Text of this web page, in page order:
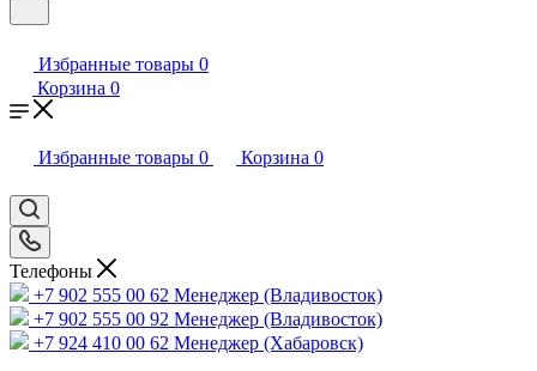
Избранные товары 0
Корзина 0
Избранные товары 0 Корзина 0
Телефоны
+7 902 555 00 62 Менеджер (Владивосток)
+7 902 555 00 92 Менеджер (Владивосток)
+7 924 410 00 62 Менеджер (Хабаровск)